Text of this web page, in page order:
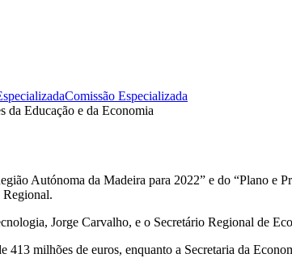
Comissão Especializada
da Educação e da Economia
Autónoma da Madeira para 2022” e do “Plano e
Jorge Carvalho, e o Secretário Regional de
milhões de euros, enquanto a Secretaria da